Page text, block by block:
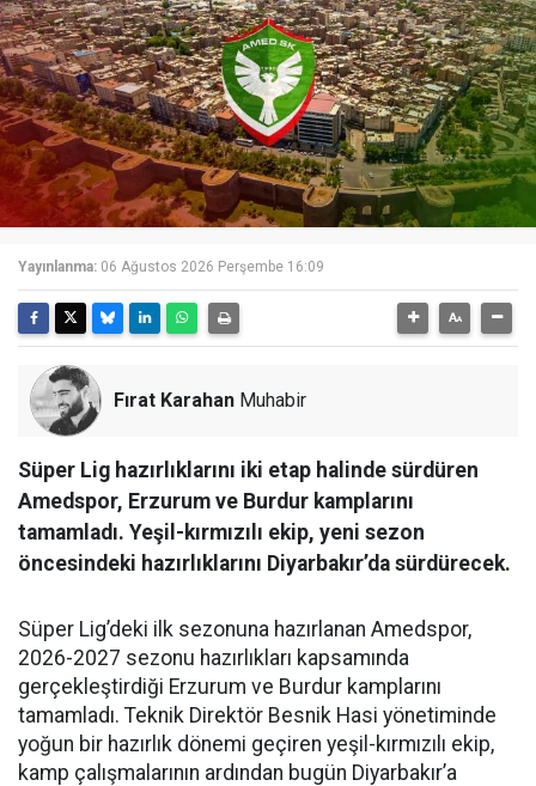
Yayınlanma: 06 Ağustos 2026 Perşembe 16:09
Fırat Karahan Muhabir
Süper Lig hazırlıklarını iki etap halinde sürdüren
Amedspor, Erzurum ve Burdur kamplarını
tamamladı. Yeşil-kırmızılı ekip, yeni sezon
öncesindeki hazırlıklarını Diyarbakır’da sürdürecek.
Süper Lig’deki ilk sezonuna hazırlanan Amedspor,
2026-2027 sezonu hazırlıkları kapsamında
gerçekleştirdiği Erzurum ve Burdur kamplarını
tamamladı. Teknik Direktör Besnik Hasi yönetiminde
yoğun bir hazırlık dönemi geçiren yeşil-kırmızılı ekip,
kamp çalışmalarının ardından bugün Diyarbakır’a